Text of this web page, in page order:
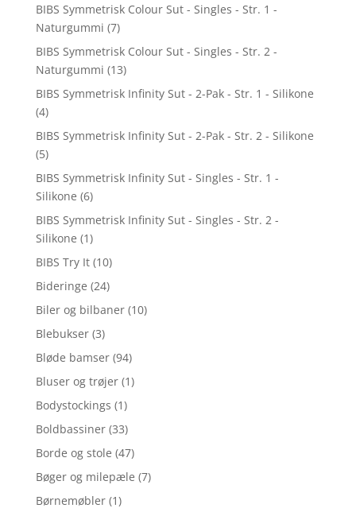
BIBS Symmetrisk Colour Sut - Singles - Str. 1 -
Naturgummi (7)
BIBS Symmetrisk Colour Sut - Singles - Str. 2 -
Naturgummi (13)
BIBS Symmetrisk Infinity Sut - 2-Pak - Str. 1 - Silikone
(4)
BIBS Symmetrisk Infinity Sut - 2-Pak - Str. 2 - Silikone
(5)
BIBS Symmetrisk Infinity Sut - Singles - Str. 1 -
Silikone (6)
BIBS Symmetrisk Infinity Sut - Singles - Str. 2 -
Silikone (1)
BIBS Try It (10)
Bideringe (24)
Biler og bilbaner (10)
Blebukser (3)
Bløde bamser (94)
Bluser og trøjer (1)
Bodystockings (1)
Boldbassiner (33)
Borde og stole (47)
Bøger og milepæle (7)
Børnemøbler (1)